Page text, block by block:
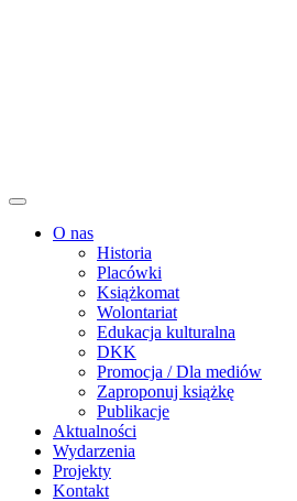
O nas
Historia
Placówki
Książkomat
Wolontariat
Edukacja kulturalna
DKK
Promocja / Dla mediów
Zaproponuj książkę
Publikacje
Aktualności
Wydarzenia
Projekty
Kontakt